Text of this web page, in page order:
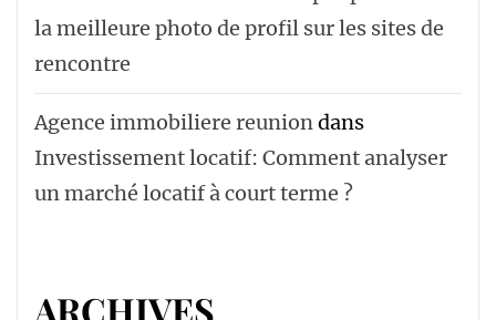
la meilleure photo de profil sur les sites de
rencontre
Agence immobiliere reuniondans
Investissement locatif: Comment analyser
un marché locatif à court terme ?
ARCHIVES